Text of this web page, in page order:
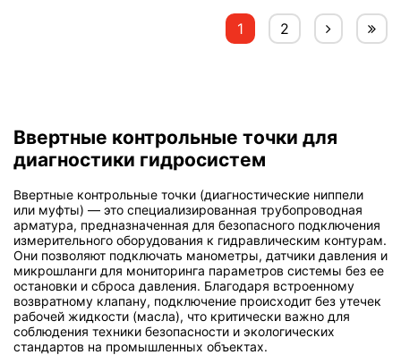
Ввертные контрольные точки для
диагностики гидросистем
Ввертные контрольные точки (диагностические ниппели
или муфты) — это специализированная трубопроводная
арматура, предназначенная для безопасного подключения
измерительного оборудования к гидравлическим контурам.
Они позволяют подключать манометры, датчики давления и
микрошланги для мониторинга параметров системы без ее
остановки и сброса давления. Благодаря встроенному
возвратному клапану, подключение происходит без утечек
рабочей жидкости (масла), что критически важно для
соблюдения техники безопасности и экологических
стандартов на промышленных объектах.
1 2